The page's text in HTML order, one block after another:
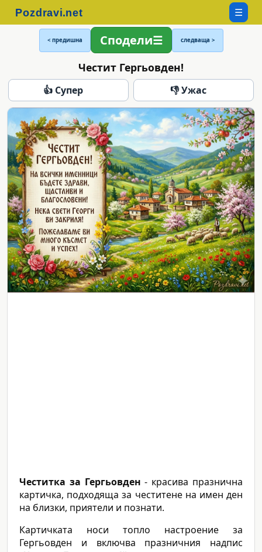
☰
< предишна Сподели следваща >
Честит Гергьовден!
👍 Супер 👎 Ужас
Честитка за Гергьовден - красива празнична
картичка, подходяща за честитене на имен ден
на близки, приятели и познати.
Картичката носи топло настроение за
Гергьовден и включва празничния надпис